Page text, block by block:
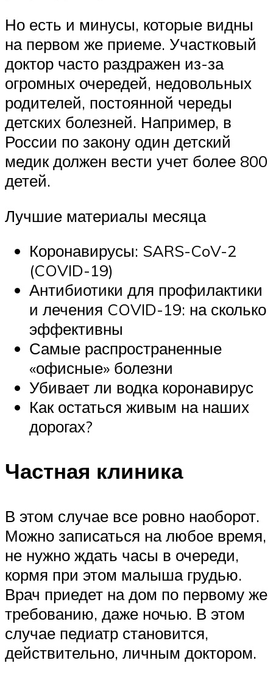
Но есть и минусы, которые видны
на первом же приеме. Участковый
доктор часто раздражен из-за
огромных очередей, недовольных
родителей, постоянной череды
детских болезней. Например, в
России по закону один детский
медик должен вести учет более 800
детей.
Лучшие материалы месяца
Коронавирусы: SARS-CoV-2
(COVID-19)
Антибиотики для профилактики
и лечения COVID-19: на сколько
эффективны
Самые распространенные
«офисные» болезни
Убивает ли водка коронавирус
Как остаться живым на наших
дорогах?
Частная клиника
В этом случае все ровно наоборот.
Можно записаться на любое время,
не нужно ждать часы в очереди,
кормя при этом малыша грудью.
Врач приедет на дом по первому же
требованию, даже ночью. В этом
случае педиатр становится,
действительно, личным доктором.